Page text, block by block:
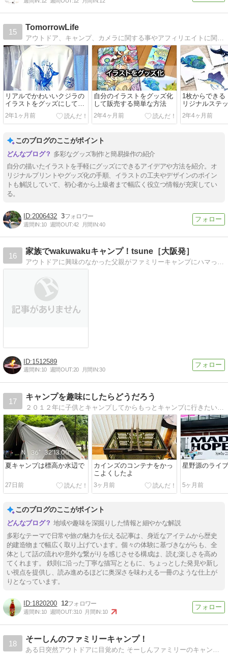
15
TomorrowLife
アウトドア、キャンプ、カメラに関する事やアフィリエイトに関する情報を発信します
リアルでかわいいクジラの
イラストをグッズにしてみ
ました
2年1ヶ月前
自分のイラストをグッズ化
して販売する簡単な方法
2年4ヶ月前
1枚からできる
リジナルステ
てみました
2年4ヶ月前
このブログのここがポイント
多彩なグッズ制作と簡易操作の紹介
自分の描いたイラストを手軽にグッズにできるアイデアや方法を紹介。オ
リジナルプリントやグッズ化の手順、イラストの工夫やデザインのポイン
トも解説していて、初心者から上級者まで幅広く役立つ情報が充実してい
る。
2006432 3
週間IN:10 週間OUT:42 月間IN:40
16
家族でwakuwakuキャンプ！tsune［大阪発］
1512589
週間IN:10 週間OUT:20 月間IN:30
17
キャンプを趣味にしたらどうだろう
夏キャンプは標高か水辺で
27日前
カインズのコンテナをかっ
こよくしたよ
3ヶ月前
星野源のライ
5ヶ月前
このブログのここがポイント
地域や趣味を深掘りした情報と細やかな解説
多彩なテーマで日常や旅の魅力を伝える記事は、身近なアイテムから歴史
的建造物まで幅広く取り上げています。個々の体験に基づきながらも、全
体として話の流れや意外な繋がりを感じさせる構成は、読む楽しさを高め
てくれます。 鉄則に沿った丁寧な描写とともに、ちょっとした発見や新し
い視点を提供し、読み進めるほどに奥深さを味わえる一冊のような仕上が
りとなっています。
1820200 12
週間IN:10 週間OUT:310 月間IN:10
18
そーしんのファミリーキャンプ！